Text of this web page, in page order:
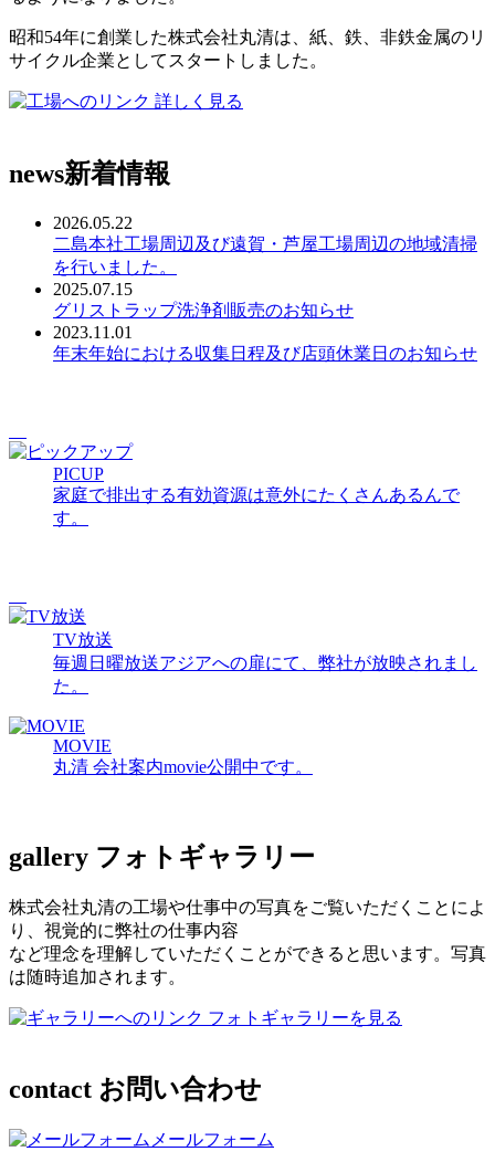
昭和54年に創業した株式会社丸清は、紙、鉄、非鉄金属のリ
サイクル企業としてスタートしました。
詳しく見る
news新着情報
2026.05.22
二島本社工場周辺及び遠賀・芦屋工場周辺の地域清掃
を行いました。
2025.07.15
グリストラップ洗浄剤販売のお知らせ
2023.11.01
年末年始における収集日程及び店頭休業日のお知らせ
PICUP
家庭で排出する有効資源は意外にたくさんあるんで
す。
TV放送
毎週日曜放送アジアへの扉にて、弊社が放映されまし
た。
MOVIE
丸清 会社案内movie公開中です。
gallery フォトギャラリー
株式会社丸清の工場や仕事中の写真をご覧いただくことによ
り、視覚的に弊社の仕事内容
など理念を理解していただくことができると思います。写真
は随時追加されます。
フォトギャラリーを見る
contact お問い合わせ
メールフォーム